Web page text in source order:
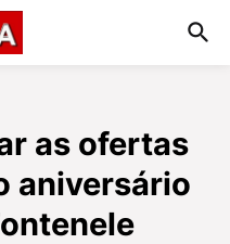
as ofertas
aniversário